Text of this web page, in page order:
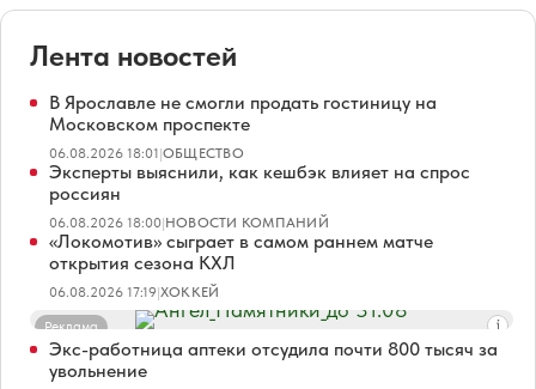
Лента новостей
В Ярославле не смогли продать гостиницу на
Московском проспекте
06.08.2026 18:01|ОБЩЕСТВО
Эксперты выяснили, как кешбэк влияет на спрос
россиян
06.08.2026 18:00|НОВОСТИ КОМПАНИЙ
«Локомотив» сыграет в самом раннем матче
открытия сезона КХЛ
06.08.2026 17:19|ХОККЕЙ
Реклама
Экс-работница аптеки отсудила почти 800 тысяч за
увольнение